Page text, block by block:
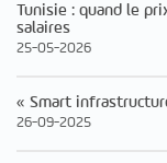
Tunisie : quand le
salaires
25-05-2026
« Smart
26-09-2025